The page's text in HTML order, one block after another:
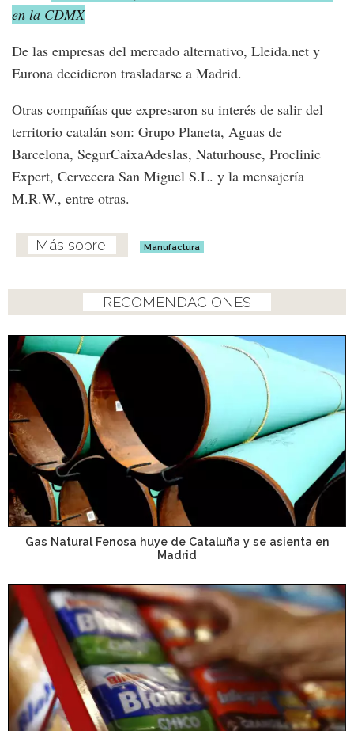
en la CDMX
De las empresas del mercado alternativo, Lleida.net y
Eurona decidieron trasladarse a Madrid.
Otras compañías que expresaron su interés de salir del
territorio catalán son: Grupo Planeta, Aguas de
Barcelona, SegurCaixaAdeslas, Naturhouse, Proclinic
Expert, Cervecera San Miguel S.L. y la mensajería
M.R.W., entre otras.
Manufactura
RECOMENDACIONES
Gas Natural Fenosa huye de Cataluña y se asienta en
Madrid